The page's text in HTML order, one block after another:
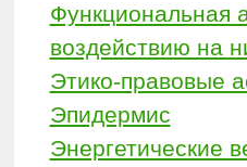
Функциональная
воздействию на
Этико-правовые
Эпидермис
Энергетические